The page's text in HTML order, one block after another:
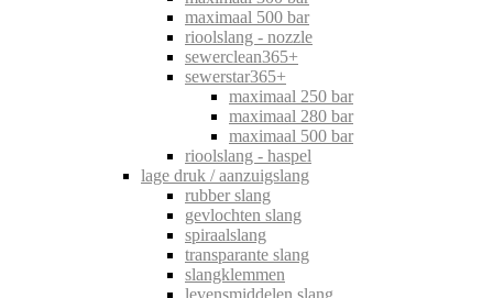
maximaal 500 bar
rioolslang - nozzle
sewerclean365+
sewerstar365+
maximaal 250 bar
maximaal 280 bar
maximaal 500 bar
rioolslang - haspel
lage druk / aanzuigslang
rubber slang
gevlochten slang
spiraalslang
transparante slang
slangklemmen